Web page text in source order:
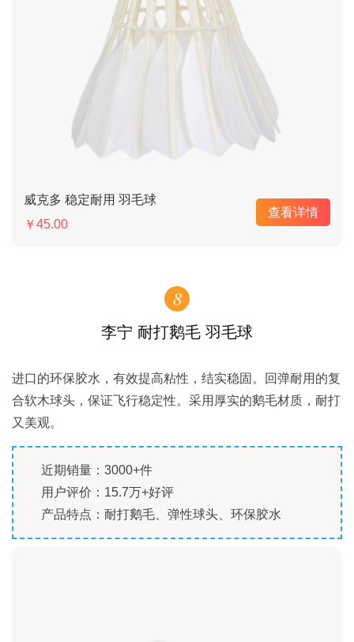
威克多 稳定耐用 羽毛球
￥45.00
查看详情
8
李宁 耐打鹅毛 羽毛球
进口的环保胶水，有效提高粘性，结实稳固。回弹耐用的复
合软木球头，保证飞行稳定性。采用厚实的鹅毛材质，耐打
又美观。
近期销量：3000+件
用户评价：15.7万+好评
产品特点：耐打鹅毛、弹性球头、环保胶水